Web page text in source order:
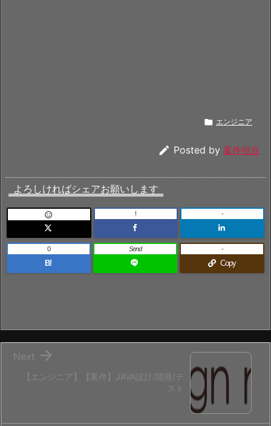
 エンジニア
 Posted by 案件担当
よろしければシェアお願いします
 ! -
B!
0 Send
Copy
-
【エンジニア】【案件】JAVA設計/開発/テ
スト

Next